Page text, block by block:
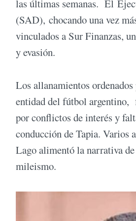
las últimas semanas. El
(SAD), chocando una vez
vinculados a Sur Finanzas,
y evasión.
Los allanamientos
entidad del fútbol argentino,
por conflictos de interés y
conducción de Tapia. Varios
Lago alimentó la narrativa
mileismo.